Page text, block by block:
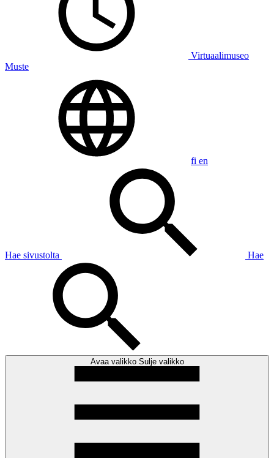
Virtuaalimuseo
Muste
fi en
Hae sivustolta Hae
Avaa valikko Sulje valikko